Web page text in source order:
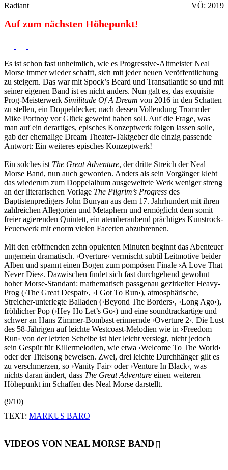
Radiant VÖ: 2019
Auf zum nächsten Höhepunkt!
Es ist schon fast unheimlich, wie es Progressive-Altmeister Neal
Morse immer wieder schafft, sich mit jeder neuen Veröffentlichung
zu steigern. Das war mit Spock’s Beard und Transatlantic so und mit
seiner eigenen Band ist es nicht anders. Nun galt es, das exquisite
Prog-Meisterwerk Similitude Of A Dream von 2016 in den Schatten
zu stellen, ein Doppeldecker, nach dessen Vollendung Trommler
Mike Portnoy vor Glück geweint haben soll. Auf die Frage, was
man auf ein derartiges, episches Konzeptwerk folgen lassen solle,
gab der ehemalige Dream Theater-Taktgeber die einzig passende
Antwort: Ein weiteres episches Konzeptwerk!
Ein solches ist The Great Adventure, der dritte Streich der Neal
Morse Band, nun auch geworden. Anders als sein Vorgänger klebt
das wiederum zum Doppelalbum ausgeweitete Werk weniger streng
an der literarischen Vorlage The Pilgrim’s Progress des
Baptistenpredigers John Bunyan aus dem 17. Jahrhundert mit ihren
zahlreichen Allegorien und Metaphern und ermöglicht dem somit
freier agierenden Quintett, ein atemberaubend prächtiges Kunstrock-
Feuerwerk mit enorm vielen Facetten abzubrennen.
Mit den eröffnenden zehn opulenten Minuten beginnt das Abenteuer
ungemein dramatisch. ›Overture‹ vermischt subtil Leitmotive beider
Alben und spannt einen Bogen zum pompösen Finale ›A Love That
Never Dies‹. Dazwischen findet sich fast durchgehend gewohnt
hoher Morse-Standard: mathematisch passgenau gezirkelter Heavy-
Prog (›The Great Despair‹, ›I Got To Run‹), atmosphärische,
Streicher-unterlegte Balladen (›Beyond The Borders‹, ›Long Ago‹),
fröhlicher Pop (›Hey Ho Let’s Go‹) und eine soundtrackartige und
schwer an Hans Zimmer-Bombast erinnernde ›Overture 2‹. Die Lust
des 58-Jährigen auf leichte Westcoast-Melodien wie in ›Freedom
Run‹ von der letzten Scheibe ist hier leicht versiegt, nicht jedoch
sein Gespür für Killermelodien, wie etwa ›Welcome To The World‹
oder der Titelsong beweisen. Zwei, drei leichte Durchhänger gilt es
zu verschmerzen, so ›Vanity Fair‹ oder ›Venture In Black‹, was
nichts daran ändert, dass The Great Adventure einen weiteren
Höhepunkt im Schaffen des Neal Morse darstellt.
(9/10)
TEXT: MARKUS BARO
VIDEOS VON NEAL MORSE BAND